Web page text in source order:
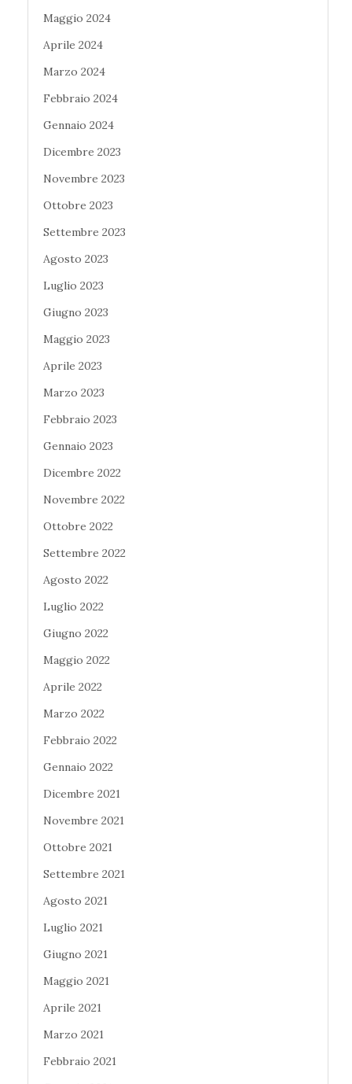
Maggio 2024
Aprile 2024
Marzo 2024
Febbraio 2024
Gennaio 2024
Dicembre 2023
Novembre 2023
Ottobre 2023
Settembre 2023
Agosto 2023
Luglio 2023
Giugno 2023
Maggio 2023
Aprile 2023
Marzo 2023
Febbraio 2023
Gennaio 2023
Dicembre 2022
Novembre 2022
Ottobre 2022
Settembre 2022
Agosto 2022
Luglio 2022
Giugno 2022
Maggio 2022
Aprile 2022
Marzo 2022
Febbraio 2022
Gennaio 2022
Dicembre 2021
Novembre 2021
Ottobre 2021
Settembre 2021
Agosto 2021
Luglio 2021
Giugno 2021
Maggio 2021
Aprile 2021
Marzo 2021
Febbraio 2021